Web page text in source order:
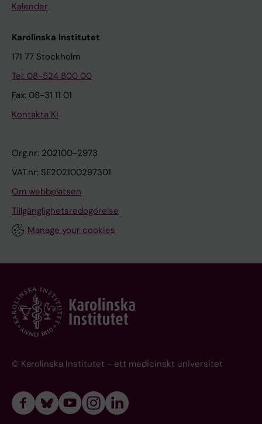
Kalender
Karolinska Institutet
171 77 Stockholm
Tel: 08-524 800 00
Fax: 08-31 11 01
Kontakta KI
Org.nr: 202100-2973
VAT.nr: SE202100297301
Om webbplatsen
Tillgänglighetsredogörelse
Manage your cookies
© Karolinska Institutet - ett medicinskt universitet